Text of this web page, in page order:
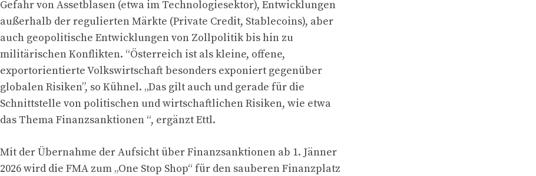
Gefahr von Assetblasen (etwa im Technologiesektor), Entwicklungen
außerhalb der regulierten Märkte (Private Credit, Stablecoins), aber
auch geopolitische Entwicklungen von Zollpolitik bis hin zu
militärischen Konflikten. “Österreich ist als kleine, offene,
exportorientierte Volkswirtschaft besonders exponiert gegenüber
globalen Risiken”, so Kühnel. „Das gilt auch und gerade für die
Schnittstelle von politischen und wirtschaftlichen Risiken, wie etwa
das Thema Finanzsanktionen “, ergänzt Ettl.
Mit der Übernahme der Aufsicht über Finanzsanktionen ab 1. Jänner
2026 wird die FMA zum „One Stop Shop“ für den sauberen Finanzplatz